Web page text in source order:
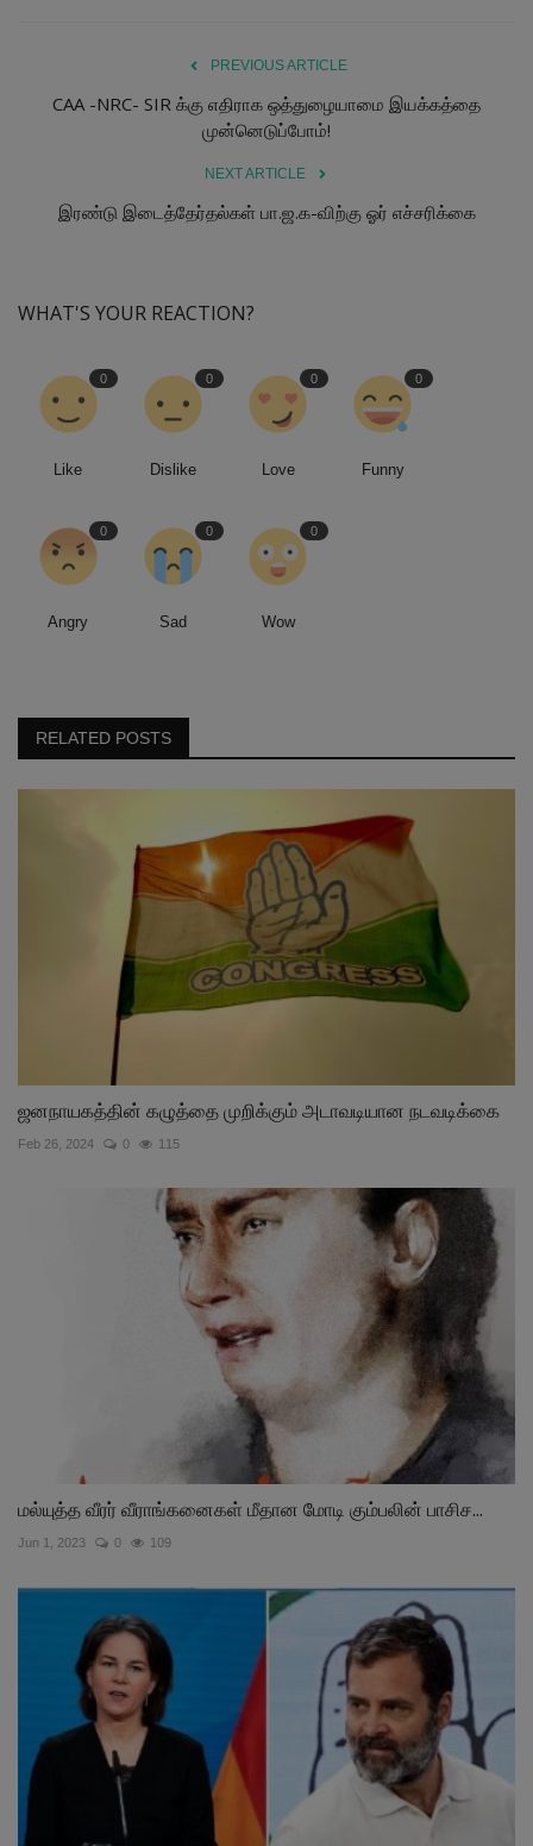
PREVIOUS ARTICLE
CAA -NRC- SIR க்கு எதிராக ஒத்துழையாமை இயக்கத்தை
முன்னெடுப்போம்!
NEXT ARTICLE
இரண்டு இடைத்தேர்தல்கள் பா.ஜ.க-விற்கு ஓர் எச்சரிக்கை
WHAT'S YOUR REACTION?
0
Like
0
Dislike
0
Love
0
Funny
0
Angry
0
Sad
0
Wow
RELATED POSTS
ஜனநாயகத்தின் கழுத்தை முறிக்கும் அடாவடியான நடவடிக்கை
Feb 26, 2024 0 115
மல்யுத்த வீரர் வீராங்கனைகள் மீதான மோடி கும்பலின் பாசிச...
Jun 1, 2023 0 109